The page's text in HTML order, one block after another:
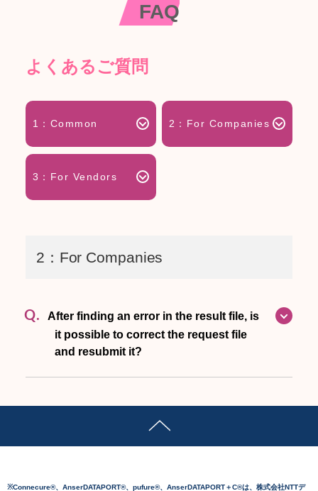
FAQ
よくあるご質問
1：Common 2：For Companies
3：For Vendors
2：For Companies
Q.
After finding an error in the result file, is
it possible to correct the request file
and resubmit it?
※Connecure®、AnserDATAPORT®、pufure®、AnserDATAPORT＋C®は、株式会社NTTデ